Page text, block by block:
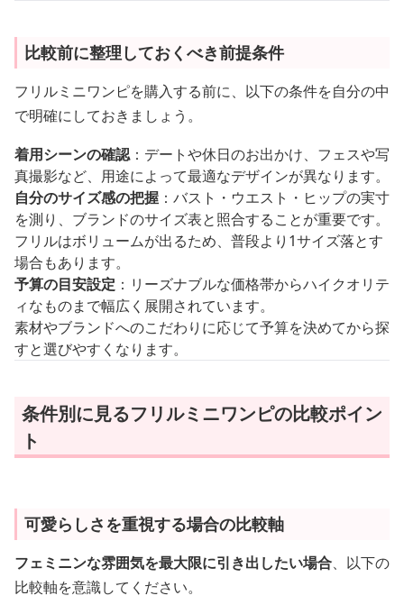
比較前に整理しておくべき前提条件
フリルミニワンピを購入する前に、以下の条件を自分の中
で明確にしておきましょう。
着用シーンの確認：デートや休日のお出かけ、フェスや写
真撮影など、用途によって最適なデザインが異なります。
自分のサイズ感の把握 ：バスト・ウエスト・ヒップの実寸
を測り、ブランドのサイズ表と照合することが重要です。
フリルはボリュームが出るため、普段より1サイズ落とす
場合もあります。
予算の目安設定 ：リーズナブルな価格帯からハイクオリテ
ィなものまで幅広く展開されています。
素材やブランドへのこだわりに応じて予算を決めてから探
すと選びやすくなります。
条件別に見るフリルミニワンピの比較ポイン
ト
可愛らしさを重視する場合の比較軸
フェミニンな雰囲気を最大限に引き出したい場合、以下の
比較軸を意識してください。